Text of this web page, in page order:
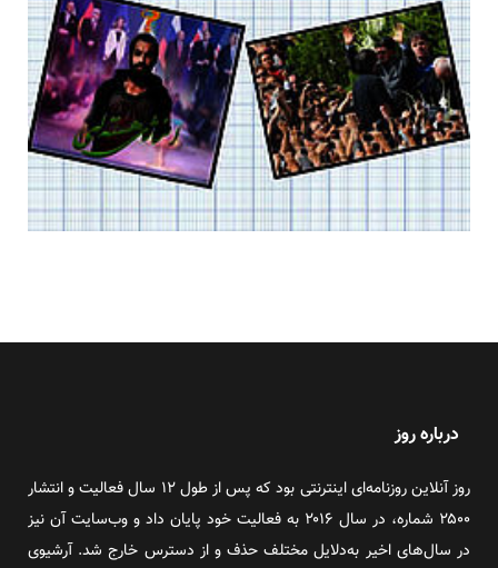
درباره روز
روز آنلاین روزنامه‌ای اینترنتی بود که پس از طول ۱۲ سال فعالیت و انتشار
۲۵۰۰ شماره، در سال ۲۰۱۶ به فعالیت خود پایان داد و وب‌سایت آن نیز
در سال‌های اخیر به‌دلایل مختلف حذف و از دسترس خارج شد. آرشیوی